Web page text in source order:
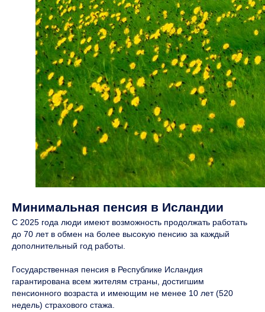
Минимальная пенсия в Исландии
С 2025 года люди имеют возможность продолжать работать
до 70 лет в обмен на более высокую пенсию за каждый
дополнительный год работы.
Государственная пенсия в Республике Исландия
гарантирована всем жителям страны, достигшим
пенсионного возраста и имеющим не менее 10 лет (520
недель) страхового стажа.